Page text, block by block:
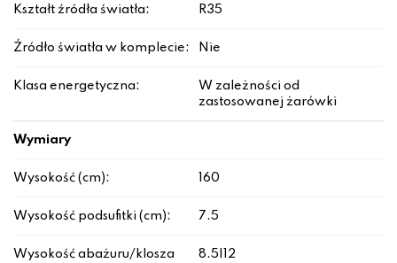
Kształt źródła światła: R35
Źródło światła w komplecie: Nie
Klasa energetyczna:
W zależności od
zastosowanej żarówki
Wymiary
Wysokość (cm): 160
Wysokość podsufitki (cm): 7.5
Wysokość abażuru/klosza
8.5|12